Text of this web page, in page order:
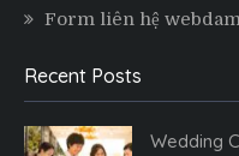
Form liên hệ
Recent Posts
Wedding